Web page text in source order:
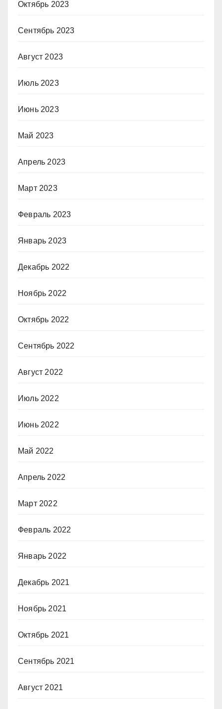
Октябрь 2023
Сентябрь 2023
Август 2023
Июль 2023
Июнь 2023
Май 2023
Апрель 2023
Март 2023
Февраль 2023
Январь 2023
Декабрь 2022
Ноябрь 2022
Октябрь 2022
Сентябрь 2022
Август 2022
Июль 2022
Июнь 2022
Май 2022
Апрель 2022
Март 2022
Февраль 2022
Январь 2022
Декабрь 2021
Ноябрь 2021
Октябрь 2021
Сентябрь 2021
Август 2021